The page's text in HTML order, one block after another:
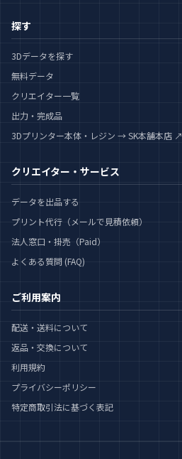
探す
3Dデータを探す
無料データ
クリエイター一覧
出力・完成品
3Dプリンター本体・レジン → SK本舗本店 ↗
クリエイター・サービス
データを出品する
プリント代行（メールで見積依頼）
法人窓口・掛売（Paid）
よくある質問 (FAQ)
ご利用案内
配送・送料について
返品・交換について
利用規約
プライバシーポリシー
特定商取引法に基づく表記